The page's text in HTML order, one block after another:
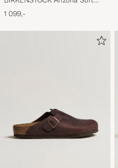
Footbed Mocca Suede
1 099,-